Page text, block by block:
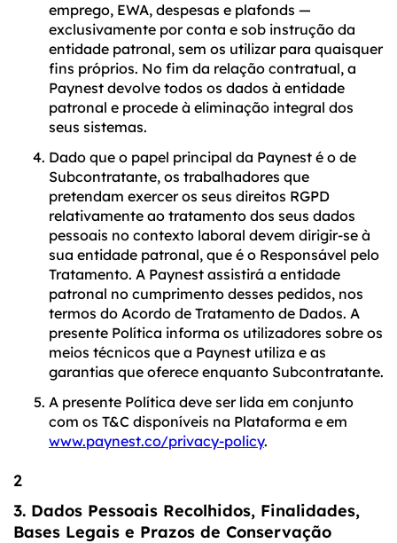
emprego, EWA, despesas e plafonds —
exclusivamente por conta e sob instrução da
entidade patronal, sem os utilizar para quaisquer
fins próprios. No fim da relação contratual, a
Paynest devolve todos os dados à entidade
patronal e procede à eliminação integral dos
seus sistemas.
Dado que o papel principal da Paynest é o de
Subcontratante, os trabalhadores que
pretendam exercer os seus direitos RGPD
relativamente ao tratamento dos seus dados
pessoais no contexto laboral devem dirigir-se à
sua entidade patronal, que é o Responsável pelo
Tratamento. A Paynest assistirá a entidade
patronal no cumprimento desses pedidos, nos
termos do Acordo de Tratamento de Dados. A
presente Política informa os utilizadores sobre os
meios técnicos que a Paynest utiliza e as
garantias que oferece enquanto Subcontratante.
A presente Política deve ser lida em conjunto
com os T&C disponíveis na Plataforma e em
www.paynest.co/privacy-policy.
2
3. Dados Pessoais Recolhidos, Finalidades,
Bases Legais e Prazos de Conservação